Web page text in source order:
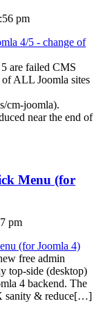
pm
are failed CMS
of ALL Joomla sites
cm-joomla).
near the end of
Menu (for
pm
free admin
top-side (desktop)
4 backend. The
sanity & reduce[…]